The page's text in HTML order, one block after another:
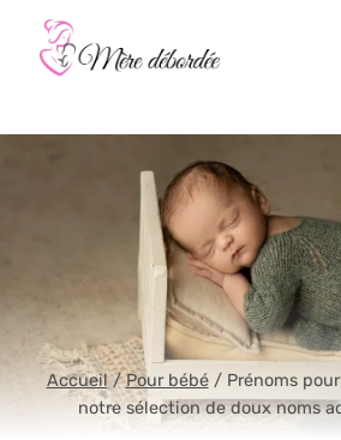
contenu
Accueil / Pour bébé / Prénoms
notre sélection de doux noms